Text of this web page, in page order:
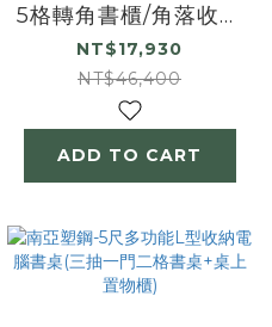
5格轉角書櫃/角落收納
置物櫃/展示櫃
NT$17,930
NT$46,400
ADD TO CART